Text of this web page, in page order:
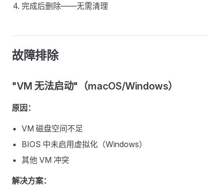
完成后删除——无需清理
故障排除
"VM 无法启动"（macOS/Windows）
原因：
VM 磁盘空间不足
BIOS 中未启用虚拟化（Windows）
其他 VM 冲突
解决方案：